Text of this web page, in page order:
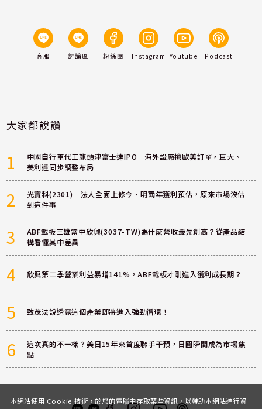
客服 討論區 粉絲團 Instagram Youtube Podcast
大家都說讚
1
中國自行車代工龍頭津富士達IPO 海外設廠搶歐美訂單，巨大、
美利達同步調整布局
2
光寶科(2301)｜法人全面上修今、明兩年獲利預估，原來市場沒估
到這件事
3
ABF載板三雄當中欣興(3037-TW)為什麼營收最先創高？從產品結
構看懂其中差異
4 欣興第二季營業利益暴增141%，ABF載板才剛進入獲利成長期？
5 致茂法說透露這個產業即將進入強勁循環！
6
這次真的不一樣？美日15年來首度聯手干預，日圓瞬間成為市場焦
點
本網站使用 Cookie 技術，於您的電腦中存取某些資訊，以輔助本網站進行資